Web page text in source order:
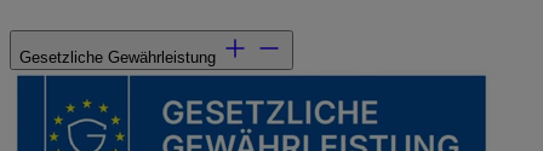
Gesetzliche Gewährleistung